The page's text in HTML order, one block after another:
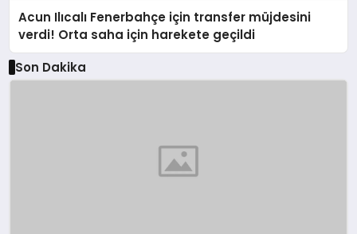
Acun Ilıcalı Fenerbahçe için transfer müjdesini
verdi! Orta saha için harekete geçildi
Son Dakika